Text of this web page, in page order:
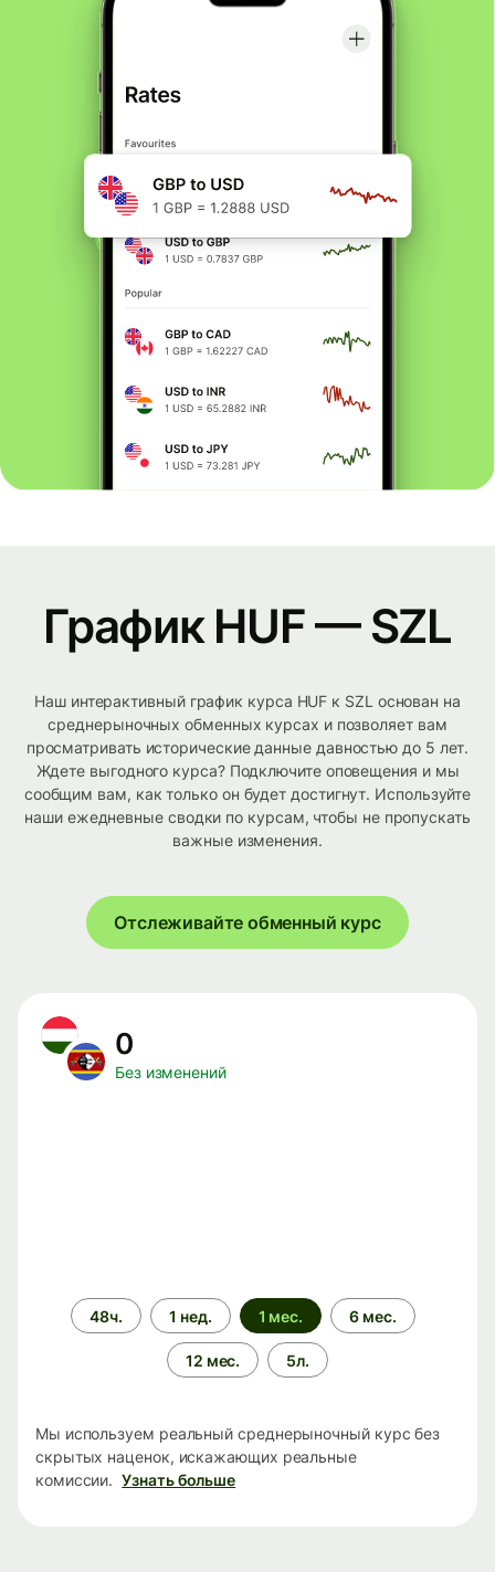
График HUF — SZL
Наш интерактивный график курса HUF к SZL основан на
среднерыночных обменных курсах и позволяет вам
просматривать исторические данные давностью до 5 лет.
Ждете выгодного курса? Подключите оповещения и мы
сообщим вам, как только он будет достигнут. Используйте
наши ежедневные сводки по курсам, чтобы не пропускать
важные изменения.
Отслеживайте обменный курс
0
Без изменений
Период
времени
48ч. 1 нед. 1 мес. 6 мес.
12 мес. 5л.
Мы используем реальный среднерыночный курс без
скрытых наценок, искажающих реальные
комиссии. Узнать больше